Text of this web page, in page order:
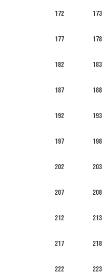
172 173
177 178
182 183
187 188
192 193
197 198
202 203
207 208
212 213
217 218
222 223